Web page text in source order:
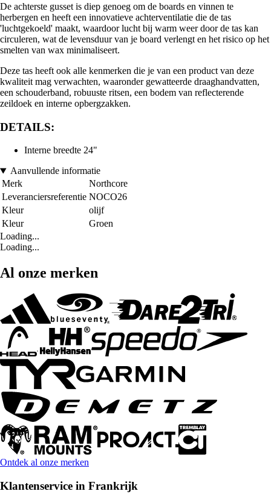
De achterste gusset is diep genoeg om de boards en vinnen te
herbergen en heeft een innovatieve achterventilatie die de tas
'luchtgekoeld' maakt, waardoor lucht bij warm weer door de tas kan
circuleren, wat de levensduur van je board verlengt en het risico op het
smelten van wax minimaliseert.
Deze tas heeft ook alle kenmerken die je van een product van deze
kwaliteit mag verwachten, waaronder gewatteerde draaghandvatten,
een schouderband, robuuste ritsen, een bodem van reflecterende
zeildoek en interne opbergzakken.
DETAILS:
Interne breedte 24"
Aanvullende informatie
Merk
Northcore
Leveranciersreferentie NOCO26
Kleur
olijf
Kleur
Groen
Loading...
Loading...
Al onze merken
Ontdek al onze merken
Klantenservice in Frankrijk